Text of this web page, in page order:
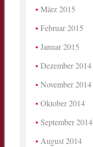
März 2015
Februar 2015
Januar 2015
Dezember 2014
November 2014
Oktober 2014
September 2014
August 2014